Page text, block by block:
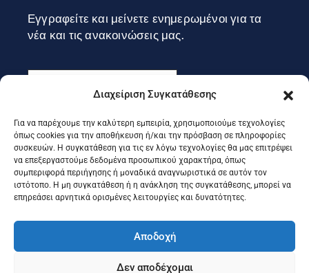
Διαχείριση Συγκατάθεσης
Για να παρέχουμε την καλύτερη εμπειρία, χρησιμοποιούμε τεχνολογίες
όπως cookies για την αποθήκευση ή/και την πρόσβαση σε πληροφορίες
συσκευών. Η συγκατάθεση για τις εν λόγω τεχνολογίες θα μας επιτρέψει
να επεξεργαστούμε δεδομένα προσωπικού χαρακτήρα, όπως
συμπεριφορά περιήγησης ή μοναδικά αναγνωριστικά σε αυτόν τον
ιστότοπο. Η μη συγκατάθεση ή η ανάκληση της συγκατάθεσης, μπορεί να
επηρεάσει αρνητικά ορισμένες λειτουργίες και δυνατότητες.
Αποδοχή
Δεν αποδέχομαι
Εγγραφείτε και μείνετε ενημερωμένοι για τα
νέα και τις ανακοινώσεις μας.
Εγγραφή
Ακολουθήστε μας στα social